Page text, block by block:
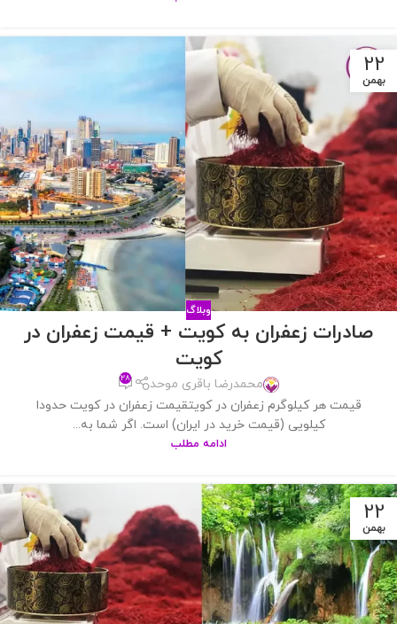
22
بهمن
وبلاگ
صادرات زعفران به کویت + قیمت زعفران در
کویت
محمدرضا باقری موحد ۲۸
قیمت هر کیلوگرم زعفران در کویتقیمت زعفران در کویت حدودا
کیلویی (قیمت خرید در ایران) است. اگر شما به...
ادامه مطلب
22
بهمن